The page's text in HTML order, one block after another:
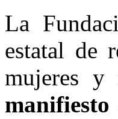
La
estatal de
mujeres y